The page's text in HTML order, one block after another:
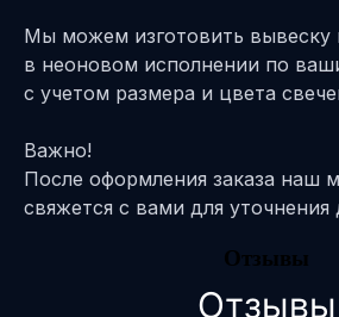
Мы можем изготовить вывеску
в неоновом исполнении по
с учетом размера и цвета
Важно!
После оформления заказа наш
свяжется с вами для уточнения
Отзывы